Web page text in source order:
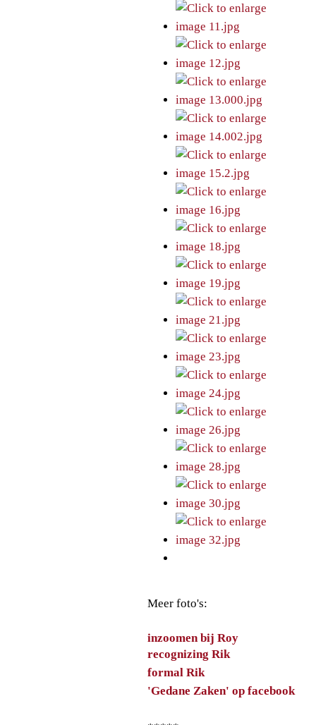
Meer foto's:
inzoomen bij Roy
recognizing Rik
formal Rik
'Gedane Zaken' op facebook